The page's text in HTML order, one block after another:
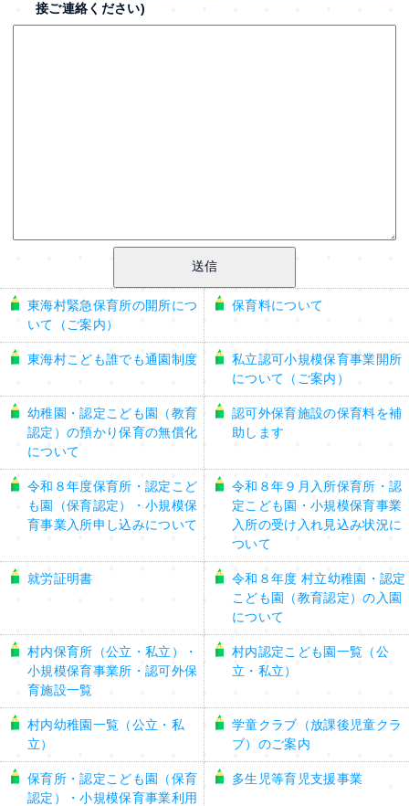
接ご連絡ください)
東海村緊急保育所の開所につ
いて（ご案内）
保育料について
東海村こども誰でも通園制度
私立認可小規模保育事業開所
について（ご案内）
幼稚園・認定こども園（教育
認定）の預かり保育の無償化
について
認可外保育施設の保育料を補
助します
令和８年度保育所・認定こど
も園（保育認定）・小規模保
育事業入所申し込みについて
令和８年９月入所保育所・認
定こども園・小規模保育事業
入所の受け入れ見込み状況に
ついて
就労証明書
令和８年度 村立幼稚園・認定
こども園（教育認定）の入園
について
村内保育所（公立・私立）・
小規模保育事業所・認可外保
育施設一覧
村内認定こども園一覧（公
立・私立）
村内幼稚園一覧（公立・私
立）
学童クラブ（放課後児童クラ
ブ）のご案内
保育所・認定こども園（保育
認定）・小規模保育事業利用
多生児等育児支援事業